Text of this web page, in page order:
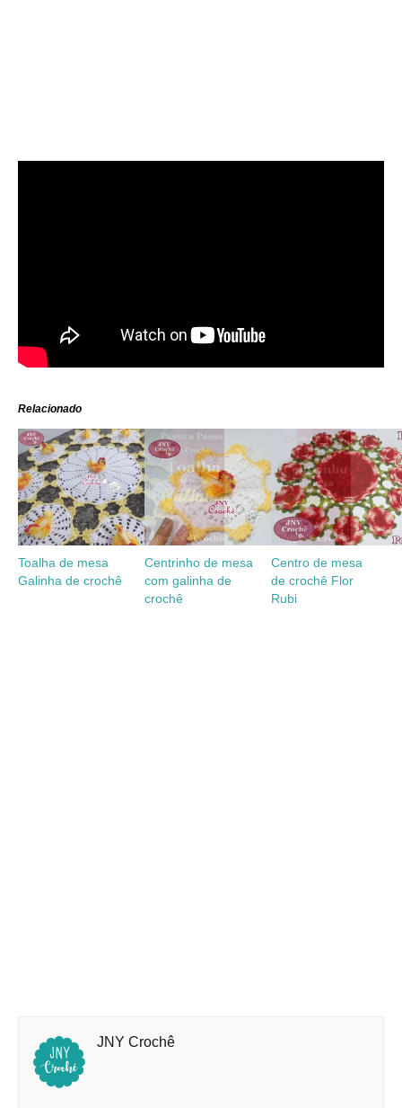
Relacionado
Toalha de mesa
Galinha de crochê
Centrinho de mesa
com galinha de
crochê
Centro de mesa
de crochê Flor
Rubi
JNY Crochê